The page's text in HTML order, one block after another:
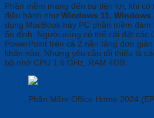
Phần mềm mang đến sự tiện lợi, khi
điều hành như Windows 11, Windows
dụng MacBook hay PC phần mềm
ổn định. Người dùng có thể cài đặt các
PowerPoint trên cả 2 nền tảng đơn
khăn nào. Nhưng yêu cầu tối thiểu là
bộ nhớ CPU 1.6 GHz, RAM 4GB.
Phần Mềm Office Home 2024